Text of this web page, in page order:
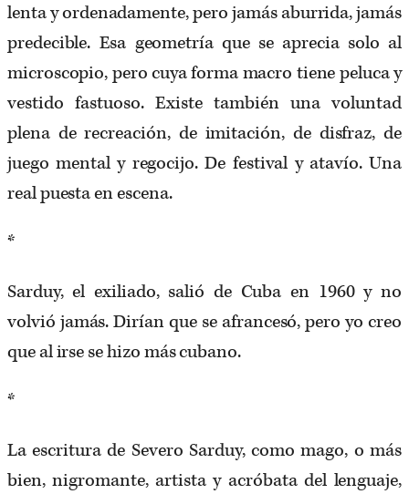
lenta y ordenadamente, pero jamás aburrida, jamás
predecible. Esa geometría que se aprecia solo al
microscopio, pero cuya forma macro tiene peluca y
vestido fastuoso. Existe también una voluntad
plena de recreación, de imitación, de disfraz, de
juego mental y regocijo. De festival y atavío. Una
real puesta en escena.
*
Sarduy, el exiliado, salió de Cuba en 1960 y no
volvió jamás. Dirían que se afrancesó, pero yo creo
que al irse se hizo más cubano.
*
La escritura de Severo Sarduy, como mago, o más
bien, nigromante, artista y acróbata del lenguaje,